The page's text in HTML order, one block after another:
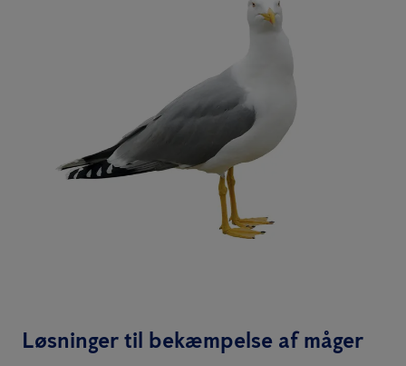
Løsninger til bekæmpelse af måger